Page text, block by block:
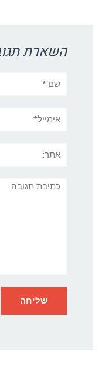
השארת
תגובה